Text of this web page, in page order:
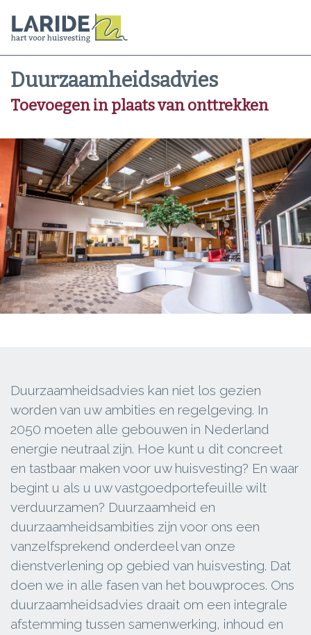
Duurzaamheidsadvies
Toevoegen in plaats van onttrekken
Duurzaamheidsadvies kan niet los gezien
worden van uw ambities en regelgeving. In
2050 moeten alle gebouwen in Nederland
energie neutraal zijn. Hoe kunt u dit concreet
en tastbaar maken voor uw huisvesting? En waar
begint u als u uw vastgoedportefeuille wilt
verduurzamen? Duurzaamheid en
duurzaamheidsambities zijn voor ons een
vanzelfsprekend onderdeel van onze
dienstverlening op gebied van huisvesting. Dat
doen we in alle fasen van het bouwproces. Ons
duurzaamheidsadvies draait om een integrale
afstemming tussen samenwerking, inhoud en